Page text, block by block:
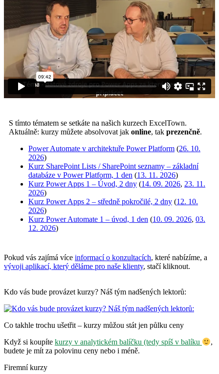
S tímto tématem se setkáte na našich kurzech ExcelTown.
Aktuálně: kurzy můžete absolvovat jak online, tak prezenčně.
Power Automate v architektuře Power Platform (26. 10.
2026)
Kurz SharePoint Lists / SharePoint seznamy – základní
databáze v Power Platform, 1 den (13. 11. 2026)
Kurz Power Apps 1 – Úvod, 2 dny (14. 09. 2026, 23. 11.
2026)
Kurz Power Apps 2 – středně pokročilé, 2 dny (12. 10.
2026)
Kurz Power Automate 1 – úvod, 1 den (10. 09. 2026, 03.
12. 2026)
Pokud vás zajímá více informací o konzultacích, které nabízíme, a
vývoji aplikací, který děláme pro naše klienty, stačí kliknout.
Kdo vás bude provázet kurzy? Náš tým nadšených lektorů:
Co takhle trochu ušetřit – kurzy můžou stát jen půlku ceny
Když si koupíte kurzy v analytickém balíčku (tedy spíš v balíku
,
budete je mít za polovinu ceny nebo i méně.
Firemní kurzy